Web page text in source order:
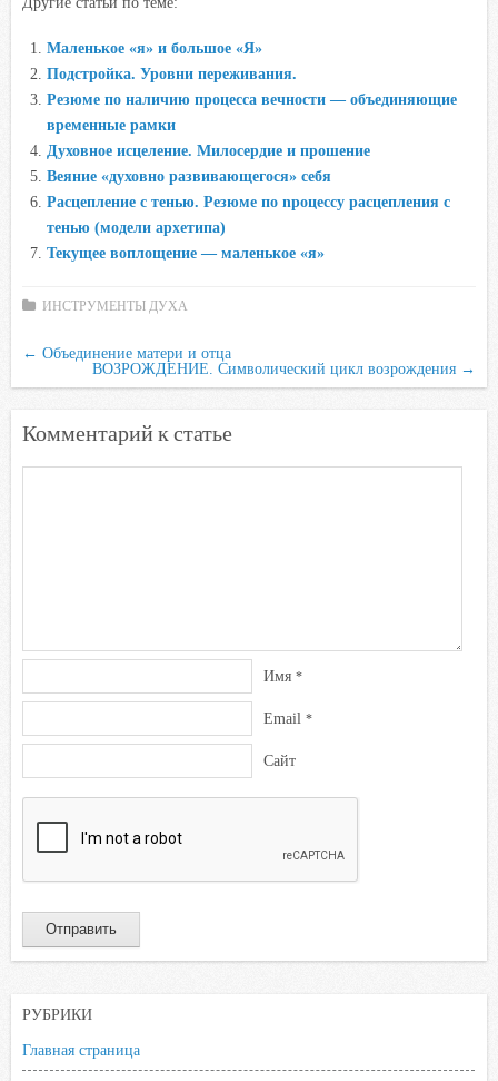
c
b
o
o
k
i
e
r
a
A
p
p
R
l
s
s
n
Маленькое «я» и большое «Я»
Подстройка. Уровни переживания.
Резюме по наличию процесса вечности — объединяющие
временные рамки
Духовное исцеление. Милосердие и прошение
Веяние «духовно развивающегося» себя
Расцепление с тенью. Резюме по npoцeccy расцепления с
тенью (модели архетипа)
Текущее воплощение — маленькое «я»
ИНСТРУМЕНТЫ ДУХА
← Объединение матери и отца
ВОЗРОЖДЕНИЕ. Символический цикл возрождения →
Комментарий к статье
Имя *
Email *
Сайт
РУБРИКИ
Главная страница